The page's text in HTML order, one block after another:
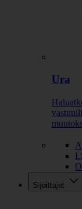
Ura
Sijoittajat